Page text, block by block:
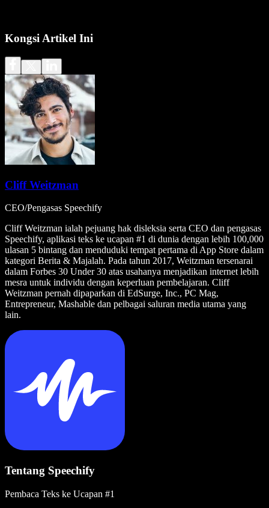
Kongsi Artikel Ini
Cliff Weitzman
CEO/Pengasas Speechify
Cliff Weitzman ialah pejuang hak disleksia serta CEO dan pengasas
Speechify, aplikasi teks ke ucapan #1 di dunia dengan lebih 100,000
ulasan 5 bintang dan menduduki tempat pertama di App Store dalam
kategori Berita & Majalah. Pada tahun 2017, Weitzman tersenarai
dalam Forbes 30 Under 30 atas usahanya menjadikan internet lebih
mesra untuk individu dengan keperluan pembelajaran. Cliff
Weitzman pernah dipaparkan di EdSurge, Inc., PC Mag,
Entrepreneur, Mashable dan pelbagai saluran media utama yang
lain.
Tentang Speechify
Pembaca Teks ke Ucapan #1